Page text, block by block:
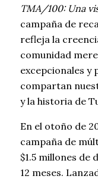
TMA/100: Una
campaña de
refleja la
comunidad
excepcionales y
compartan
y la historia de
En el otoño de
campaña de
$1.5 millones de
12 meses.